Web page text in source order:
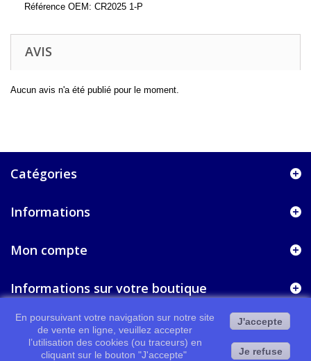
Référence OEM: CR2025 1-P
AVIS
Aucun avis n'a été publié pour le moment.
Catégories
Informations
Mon compte
Informations sur votre boutique
En poursuivant votre navigation sur notre site
de vente en ligne, veuillez accepter
l’utilisation des cookies (ou traceurs) en
cliquant sur le bouton "J'accepte"
J'accepte
Je refuse